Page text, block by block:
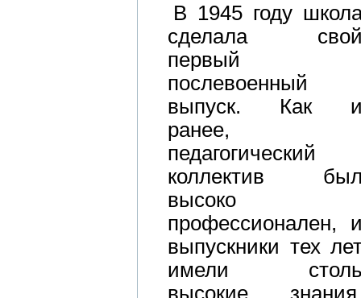
В 1945 году
сделала
первый
послевоенный
выпуск. Как
ранее,
педагогический
коллектив
высоко
профессионален,
выпускники тех
имели
высокие